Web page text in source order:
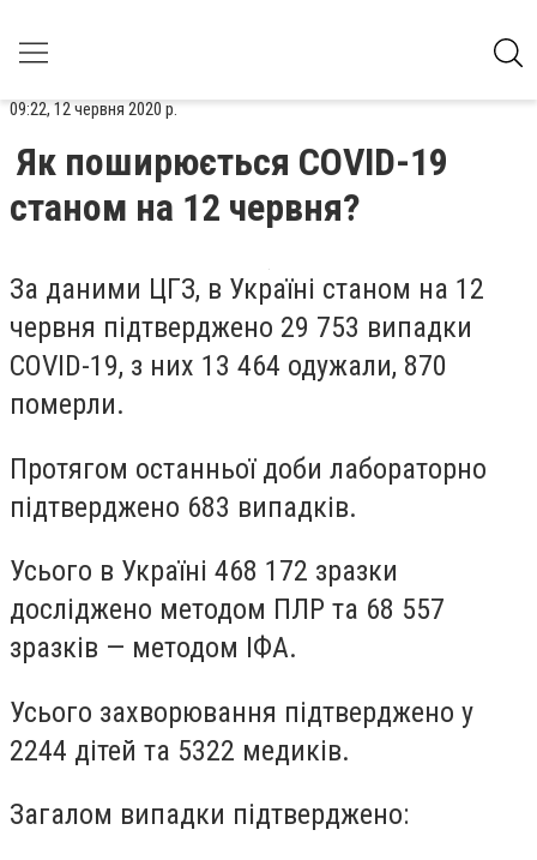
09:22, 12 червня 2020 р.
Як поширюється COVID-19
станом на 12 червня?
За даними ЦГЗ, в Україні станом на 12
червня підтверджено 29 753 випадки
COVID-19, з них 13 464 одужали, 870
померли.
Протягом останньої доби лабораторно
підтверджено 683 випадків.
Усього в Україні 468 172 зразки
досліджено методом ПЛР та 68 557
зразків — методом ІФА.
Усього захворювання підтверджено у
2244 дітей та 5322 медиків.
Загалом випадки підтверджено: